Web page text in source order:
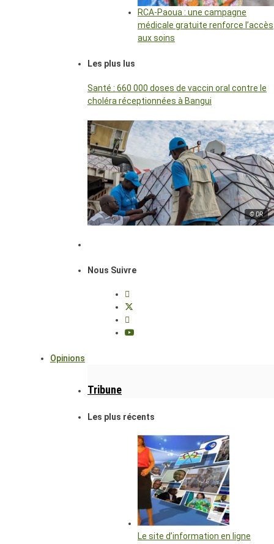
RCA-Paoua : une campagne
médicale gratuite renforce l’accès
aux soins
Les plus lus
Santé : 660 000 doses de vaccin oral contre le
choléra réceptionnées à Bangui
© DR
Nous Suivre
Opinions
Tribune
Les plus récents
Le site d’information en ligne